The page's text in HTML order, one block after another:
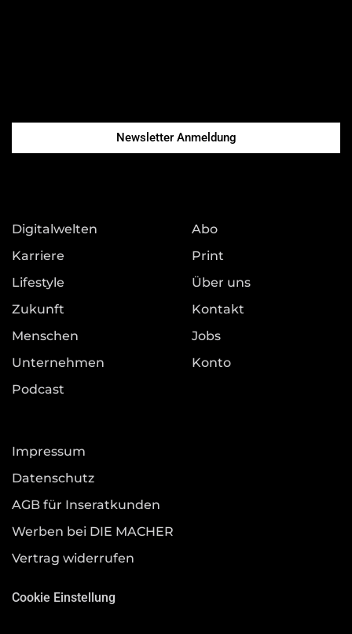
Newsletter Anmeldung
Digitalwelten
Karriere
Lifestyle
Zukunft
Menschen
Unternehmen
Podcast
Abo
Print
Über uns
Kontakt
Jobs
Konto
Impressum
Datenschutz
AGB für Inseratkunden
Werben bei DIE MACHER
Vertrag widerrufen
Cookie Einstellung